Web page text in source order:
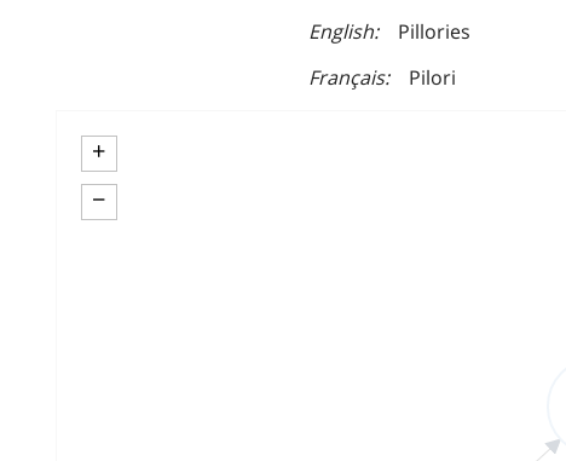
English
Pillories
Français
Pilori
+
−